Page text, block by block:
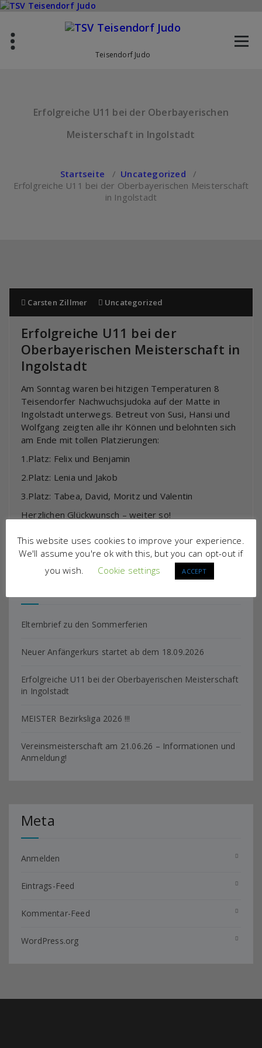
Zum
Teisendorf Judo
Erfolgreiche U11 bei der Oberbayerischen
Meisterschaft in Ingolstadt
Startseite / Uncategorized /
Erfolgreiche U11 bei der Oberbayerischen Meisterschaft
in Ingolstadt
Carsten Zillmer Uncategorized
Erfolgreiche U11 bei der
Oberbayerischen Meisterschaft in
Ingolstadt
Am Sonntag waren bei hitzigen Temperaturen 8
Teisendorfer Nachwuchsjudoka auf der Matte in
Ingolstadt unterwegs. Betreut von Susi, Hansi und
Wolfgang zeigten alle ihr Können und belohnten sich
am Ende mit tollen Platzierungen:
1.Platz: Felix und Benjamin
2.Platz: Lenia und Jakob
3.Platz: Tabea, David, Moritz und Valentin
Herzlichen Glückwunsch – weiter so!
Elternbrief zu den Sommerferien
Neuer Anfängerkurs startet ab dem 18.09.2026
Erfolgreiche U11 bei der Oberbayerischen Meisterschaft
in Ingolstadt
MEISTER Bezirksliga 2026 !!!
Vereinsmeisterschaft am 21.06.26 – Informationen und
Anmeldung!
Meta
Anmelden
Eintrags-Feed
Kommentar-Feed
WordPress.org
This website uses cookies to improve your experience.
We'll assume you're ok with this, but you can opt-out if
you wish.
Cookie settings ACCEPT